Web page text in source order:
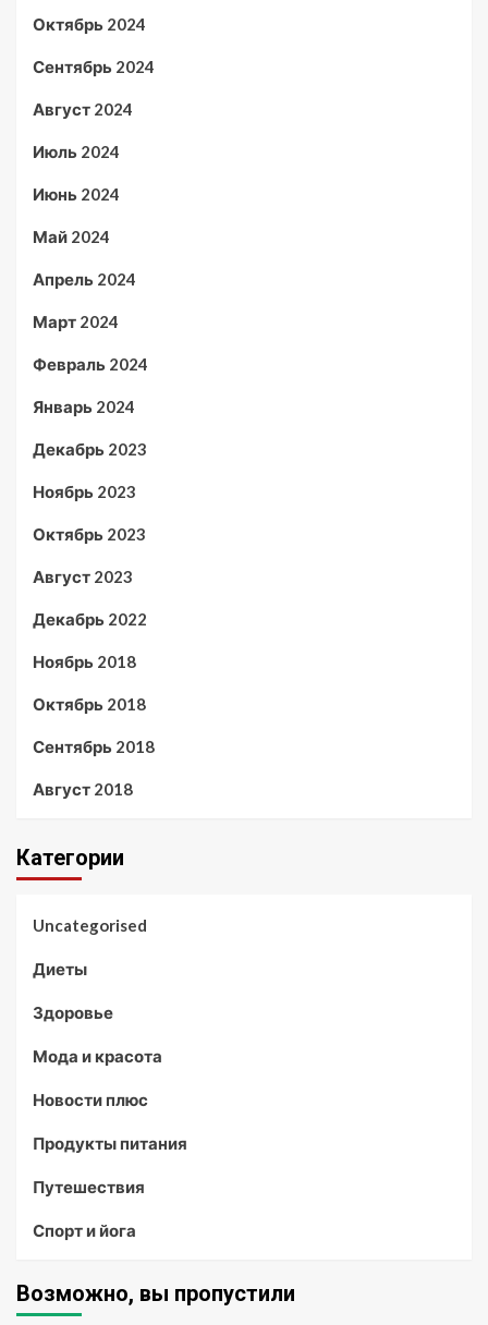
Октябрь 2024
Сентябрь 2024
Август 2024
Июль 2024
Июнь 2024
Май 2024
Апрель 2024
Март 2024
Февраль 2024
Январь 2024
Декабрь 2023
Ноябрь 2023
Октябрь 2023
Август 2023
Декабрь 2022
Ноябрь 2018
Октябрь 2018
Сентябрь 2018
Август 2018
Категории
Uncategorised
Диеты
Здоровье
Мода и красота
Новости плюс
Продукты питания
Путешествия
Спорт и йога
Возможно, вы пропустили